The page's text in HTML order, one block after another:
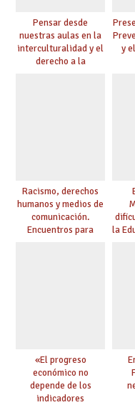
Pensar desde
nuestras aulas en la
interculturalidad y el
derecho a la
y
Racismo, derechos
humanos y medios de
comunicación.
Encuentros para
la
«El progreso
económico no
depende de los
indicadores